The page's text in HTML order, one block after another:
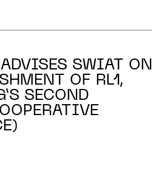
SWIAT ON
OF RL1,
SECOND